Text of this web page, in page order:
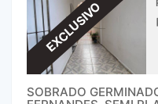
EXCLUSIVO
SOBRADO